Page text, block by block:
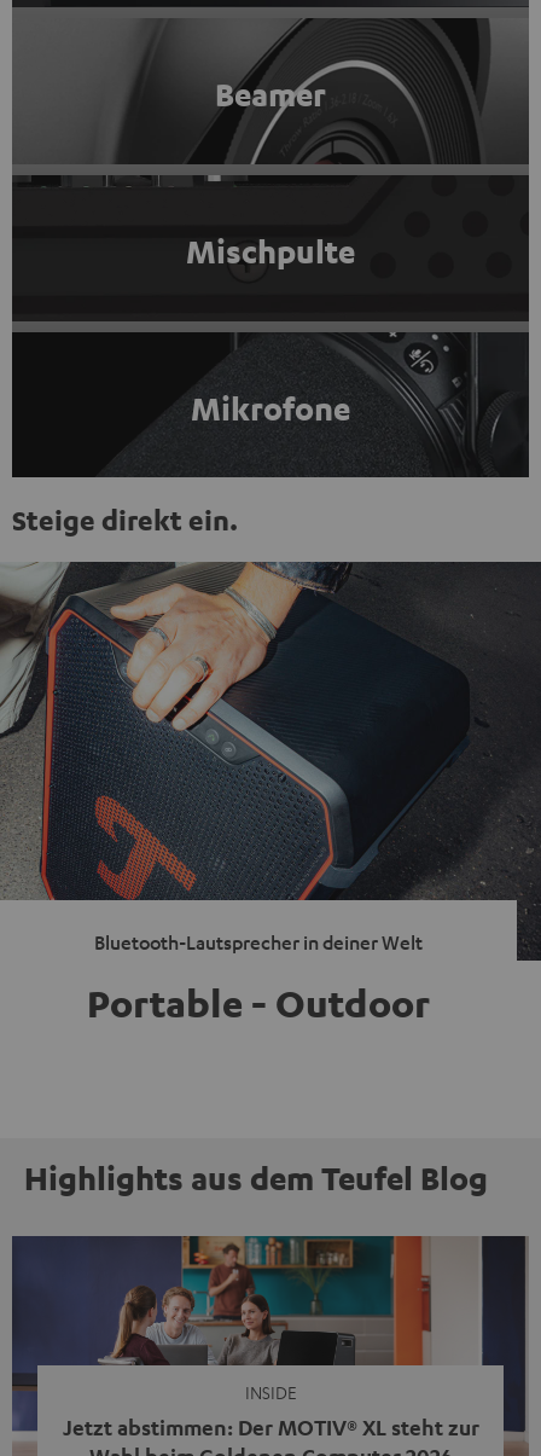
Beamer
Mischpulte
Mikrofone
Steige direkt ein.
Bluetooth-Lautsprecher in deiner Welt
Portable - Outdoor
Highlights aus dem Teufel Blog
INSIDE
Jetzt abstimmen: Der MOTIV® XL steht zur